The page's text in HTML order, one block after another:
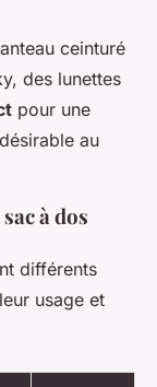
ceinturé
des lunettes
pour une
au
à dos
différents
usage et